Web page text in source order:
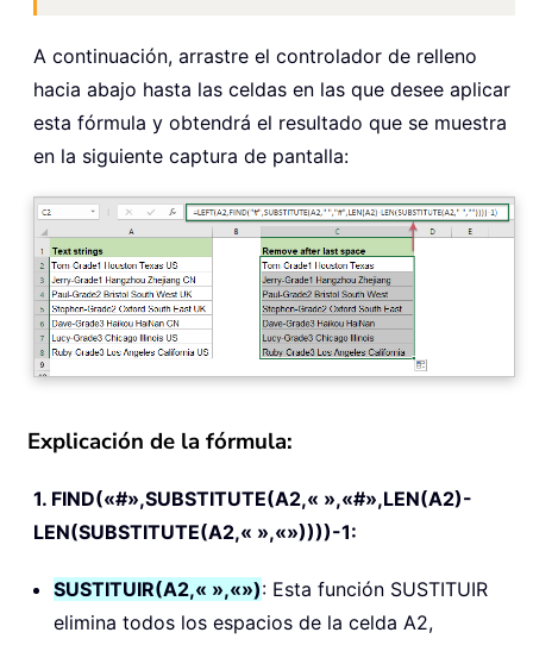
A continuación, arrastre el controlador de relleno
hacia abajo hasta las celdas en las que desee aplicar
esta fórmula y obtendrá el resultado que se muestra
en la siguiente captura de pantalla:
Explicación de la fórmula:
1. FIND(«#»,SUBSTITUTE(A2,« »,«#»,LEN(A2)-
LEN(SUBSTITUTE(A2,« »,«»))))-1:
SUSTITUIR(A2,« »,«»): Esta función SUSTITUIR
elimina todos los espacios de la celda A2,